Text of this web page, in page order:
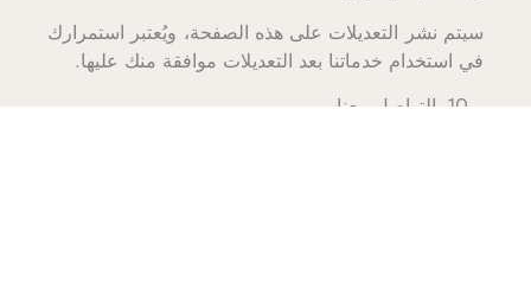
سيتم نشر التعديلات على هذه الصفحة، ويُعتبر استمرارك
في استخدام خدماتنا بعد التعديلات موافقة منك عليها.
التواصل معنا